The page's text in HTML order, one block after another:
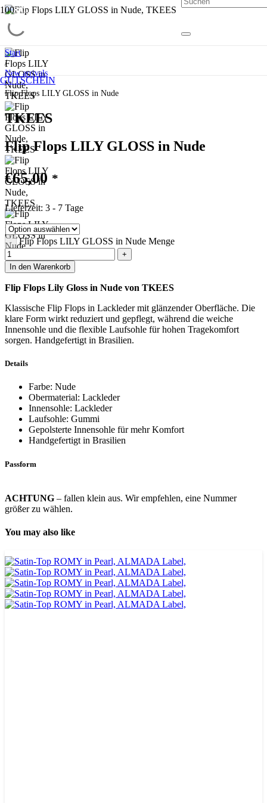
GUTSCHEIN
Start
/
New arrivals
/
Flip Flops LILY GLOSS in Nude
TKEES
Flip Flops LILY GLOSS in Nude
€65,00 *
Lieferzeit: 3 - 7 Tage
Flip Flops LILY GLOSS in Nude Menge
In den Warenkorb
Flip Flops Lily Gloss in Nude von TKEES
Klassische Flip Flops in Lackleder mit glänzender Oberfläche. Die
klare Form wirkt reduziert und gepflegt, während die weiche
Innensohle und die flexible Laufsohle für hohen Tragekomfort
sorgen. Handgefertigt in Brasilien.
Details
Farbe: Nude
Obermaterial: Lackleder
Innensohle: Lackleder
Laufsohle: Gummi
Gepolsterte Innensohle für mehr Komfort
Handgefertigt in Brasilien
Passform
ACHTUNG – fallen klein aus. Wir empfehlen, eine Nummer
größer zu wählen.
You may also like
SALE
SALE
SALE